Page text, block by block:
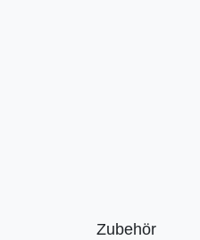
Zubehör